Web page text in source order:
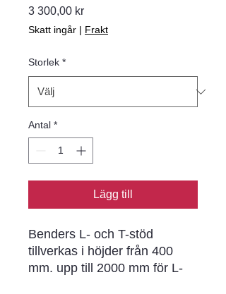
3 300,00 krPris
Skatt ingår | Frakt
Storlek *
Antal *
Lägg till
Benders L- och T-stöd
tillverkas i höjder från 400
mm. upp till 2000 mm för L-